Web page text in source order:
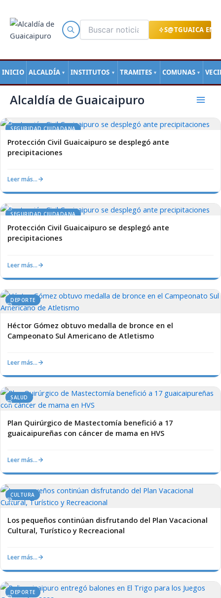
S@TGUAICA EN
INICIO ALCALDÍA ▼ INSTITUTOS ▼ TRAMITES ▼ COMUNAS ▼
contenido
Alcaldía de Guaicaipuro
Main
SEGURIDAD CIUDADANA
Protección Civil Guaicaipuro se desplegó ante
precipitaciones
Leer más…
SEGURIDAD CIUDADANA
Protección Civil Guaicaipuro se desplegó ante
precipitaciones
Leer más…
DEPORTE
Héctor Gómez obtuvo medalla de bronce en el
Campeonato Sul Americano de Atletismo
Leer más…
SALUD
Plan Quirúrgico de Mastectomía benefició a 17
guaicaipureñas con cáncer de mama en HVS
Leer más…
CULTURA
Los pequeños continúan disfrutando del Plan Vacacional
Cultural, Turístico y Recreacional
Leer más…
DEPORTE